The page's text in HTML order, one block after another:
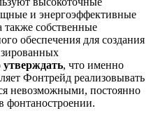
и энергоэффективные
собственные
обеспечения для создания
, что именно
Фонтрейд реализовывать
невозможными, постоянно
фонтаностроении.